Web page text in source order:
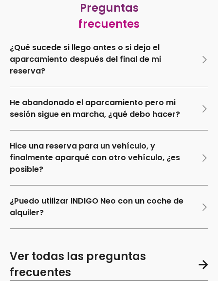
Preguntas
frecuentes
¿Qué sucede si llego antes o si dejo el
aparcamiento después del final de mi
reserva?
He abandonado el aparcamiento pero mi
sesión sigue en marcha, ¿qué debo hacer?
Hice una reserva para un vehículo, y
finalmente aparqué con otro vehículo, ¿es
posible?
¿Puedo utilizar INDIGO Neo con un coche de
alquiler?
Ver todas las preguntas
frecuentes